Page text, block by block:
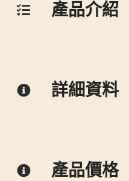
產品介紹
詳細資料
產品價格